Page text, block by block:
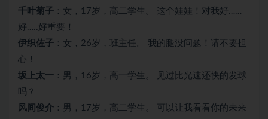
千叶菊子 ：女，17岁，高二学生。 这个娃娃！对我好……
好…..好重要！
伊织佐子 ：女，26岁，班主任。 我的腿没问题！请不要担
心！
坂上太一 ：男，16岁，高一学生。 见过比光速还快的发球
吗？
风间俊介 ：男，17岁，高二学生。 可以让我看看你的未来